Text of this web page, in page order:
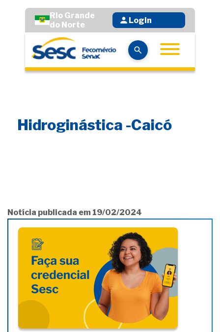
Rio Grande
do Norte
Login
Hidroginástica -Caicó
Notícia publicada em 19/02/2024